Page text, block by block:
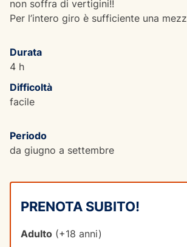
non soffra di vertigini!!
Per l’intero giro è sufficiente una
Durata
4 h
Difficoltà
facile
Periodo
da giugno a settembre
PRENOTA SUBITO!
Adulto (+18 anni)